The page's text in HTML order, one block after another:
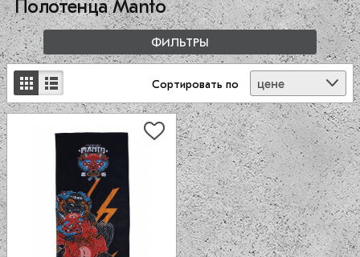
Полотенца Manto
ФИЛЬТРЫ
Сортировать по цене